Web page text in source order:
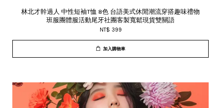
林北才幹過人 中性短袖T恤 8色 台語美式休閒潮流穿搭趣味禮物
班服團體服活動尾牙社團客製寬鬆現貨雙關語
NT$ 399
加入購物車